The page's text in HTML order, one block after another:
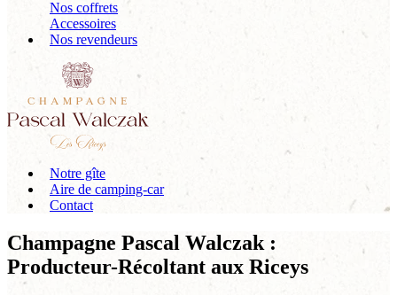
Nos coffrets
Accessoires
Nos revendeurs
Notre gîte
Aire de camping-car
Contact
Champagne Pascal Walczak :
Producteur-Récoltant aux Riceys